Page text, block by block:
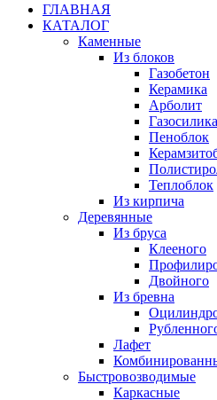
ГЛАВНАЯ
КАТАЛОГ
Каменные
Из блоков
Газобетон
Керамика
Арболит
Пеноблок
Теплоблок
Из кирпича
Деревянные
Из бруса
Клееного
Двойного
Из бревна
Лафет
Быстровозводимые
Каркасные